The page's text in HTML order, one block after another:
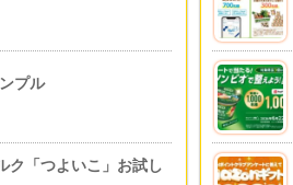
プル
ク「つよいこ」お試し